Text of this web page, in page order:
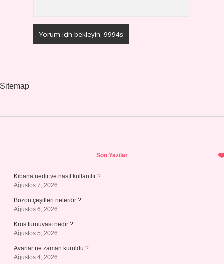
Sitemap
Son Yazılar
Kibana nedir ve nasıl kullanılır ?
Ağustos 7, 2026
Bozon çeşitleri nelerdir ?
Ağustos 6, 2026
Kros turnuvası nedir ?
Ağustos 5, 2026
Avarlar ne zaman kuruldu ?
Ağustos 4, 2026